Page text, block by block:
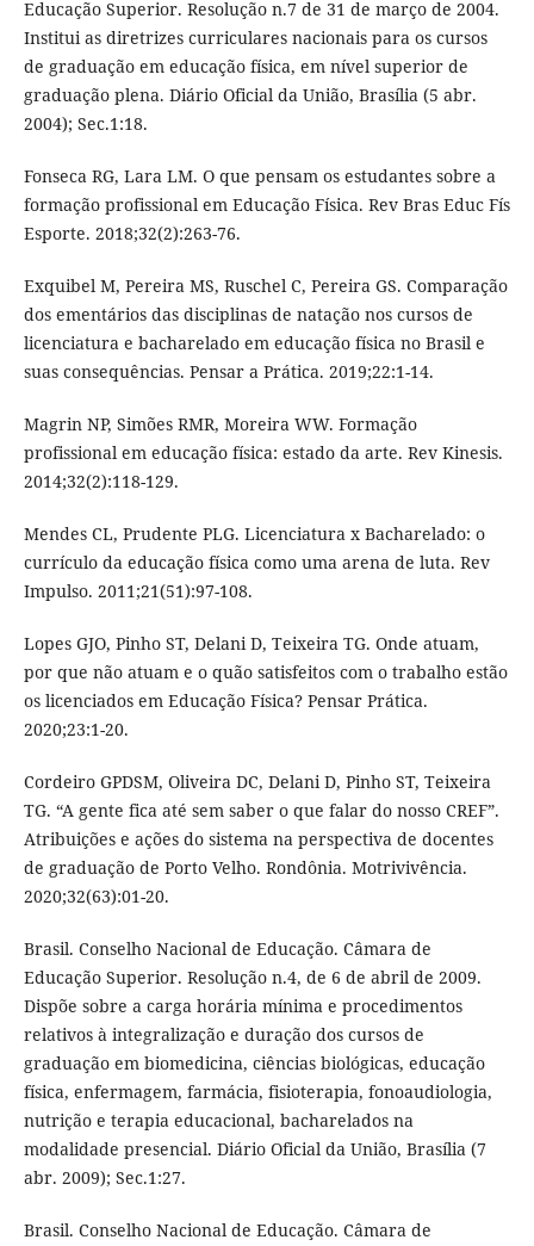
Educação Superior. Resolução n.7 de 31 de março de 2004.
Institui as diretrizes curriculares nacionais para os cursos
de graduação em educação física, em nível superior de
graduação plena. Diário Oficial da União, Brasília (5 abr.
2004); Sec.1:18.
Fonseca RG, Lara LM. O que pensam os estudantes sobre a
formação profissional em Educação Física. Rev Bras Educ Fís
Esporte. 2018;32(2):263-76.
Exquibel M, Pereira MS, Ruschel C, Pereira GS. Comparação
dos ementários das disciplinas de natação nos cursos de
licenciatura e bacharelado em educação física no Brasil e
suas consequências. Pensar a Prática. 2019;22:1-14.
Magrin NP, Simões RMR, Moreira WW. Formação
profissional em educação física: estado da arte. Rev Kinesis.
2014;32(2):118-129.
Mendes CL, Prudente PLG. Licenciatura x Bacharelado: o
currículo da educação física como uma arena de luta. Rev
Impulso. 2011;21(51):97-108.
Lopes GJO, Pinho ST, Delani D, Teixeira TG. Onde atuam,
por que não atuam e o quão satisfeitos com o trabalho estão
os licenciados em Educação Física? Pensar Prática.
2020;23:1-20.
Cordeiro GPDSM, Oliveira DC, Delani D, Pinho ST, Teixeira
TG. “A gente fica até sem saber o que falar do nosso CREF”.
Atribuições e ações do sistema na perspectiva de docentes
de graduação de Porto Velho. Rondônia. Motrivivência.
2020;32(63):01-20.
Brasil. Conselho Nacional de Educação. Câmara de
Educação Superior. Resolução n.4, de 6 de abril de 2009.
Dispõe sobre a carga horária mínima e procedimentos
relativos à integralização e duração dos cursos de
graduação em biomedicina, ciências biológicas, educação
física, enfermagem, farmácia, fisioterapia, fonoaudiologia,
nutrição e terapia educacional, bacharelados na
modalidade presencial. Diário Oficial da União, Brasília (7
abr. 2009); Sec.1:27.
Brasil. Conselho Nacional de Educação. Câmara de